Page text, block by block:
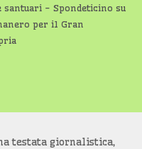
santuari - Spondeticino su
per il Gran
testata giornalistica,